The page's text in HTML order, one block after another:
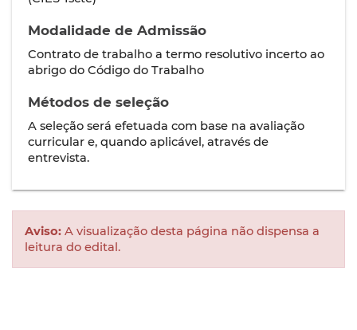
Modalidade de Admissão
Contrato de trabalho a termo resolutivo incerto ao
abrigo do Código do Trabalho
Métodos de seleção
A seleção será efetuada com base na avaliação
curricular e, quando aplicável, através de
entrevista.
Aviso: A visualização desta página não dispensa a
leitura do edital.